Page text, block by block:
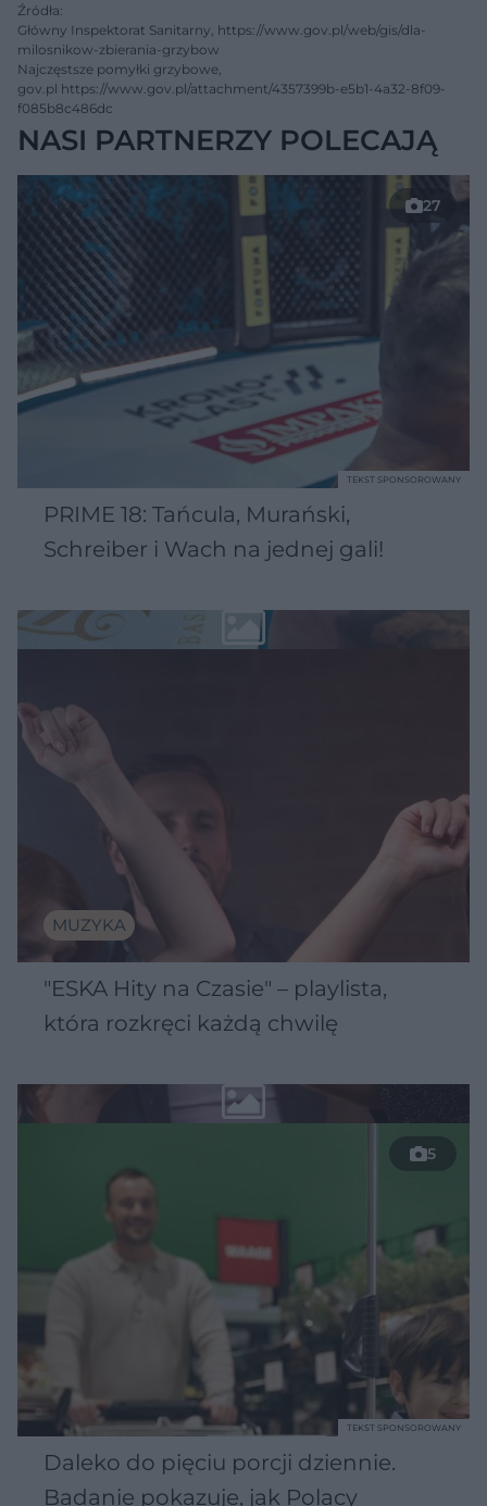
Źródła:
Główny Inspektorat Sanitarny, https://www.gov.pl/web/gis/dla-
milosnikow-zbierania-grzybow
Najczęstsze pomyłki grzybowe,
gov.pl https://www.gov.pl/attachment/4357399b-e5b1-4a32-8f09-
f085b8c486dc
NASI PARTNERZY POLECAJĄ
27
PRIME 18: Tańcula, Murański,
Schreiber i Wach na jednej gali!
TEKST SPONSOROWANY
MUZYKA
"ESKA Hity na Czasie" – playlista,
która rozkręci każdą chwilę
5
Daleko do pięciu porcji dziennie.
Badanie pokazuje, jak Polacy
TEKST SPONSOROWANY